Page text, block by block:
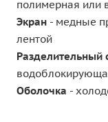
полимерная или
Экран - медные
лентой
Разделительный
Оболочка -